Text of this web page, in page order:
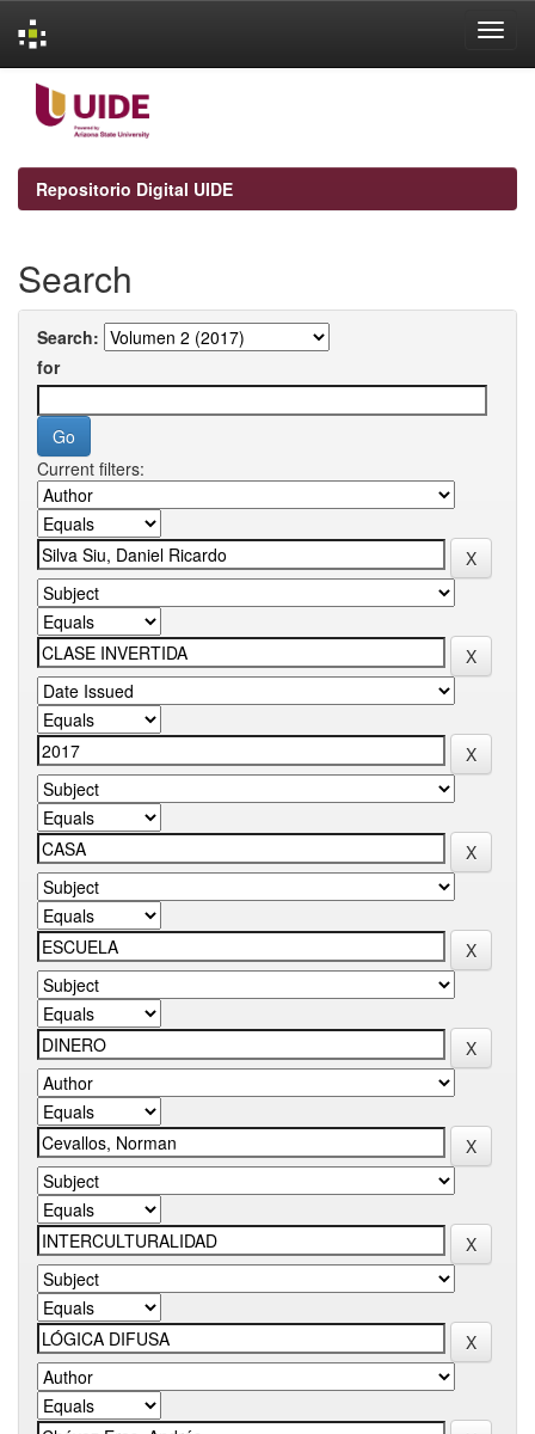
navigation
Repositorio Digital UIDE
Search
Search:
for
Current filters: